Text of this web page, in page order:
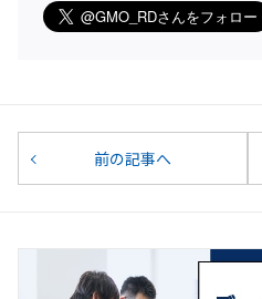
前の記事へ